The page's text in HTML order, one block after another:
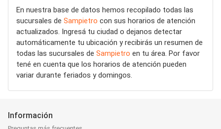
En nuestra base de datos hemos recopilado todas las
sucursales de Sampietro con sus horarios de atención
actualizados. Ingresá tu ciudad o dejanos detectar
automáticamente tu ubicación y recibirás un resumen de
todas las sucursales de Sampietro en tu área. Por favor
tené en cuenta que los horarios de atención pueden
variar durante feriados y domingos.
Información